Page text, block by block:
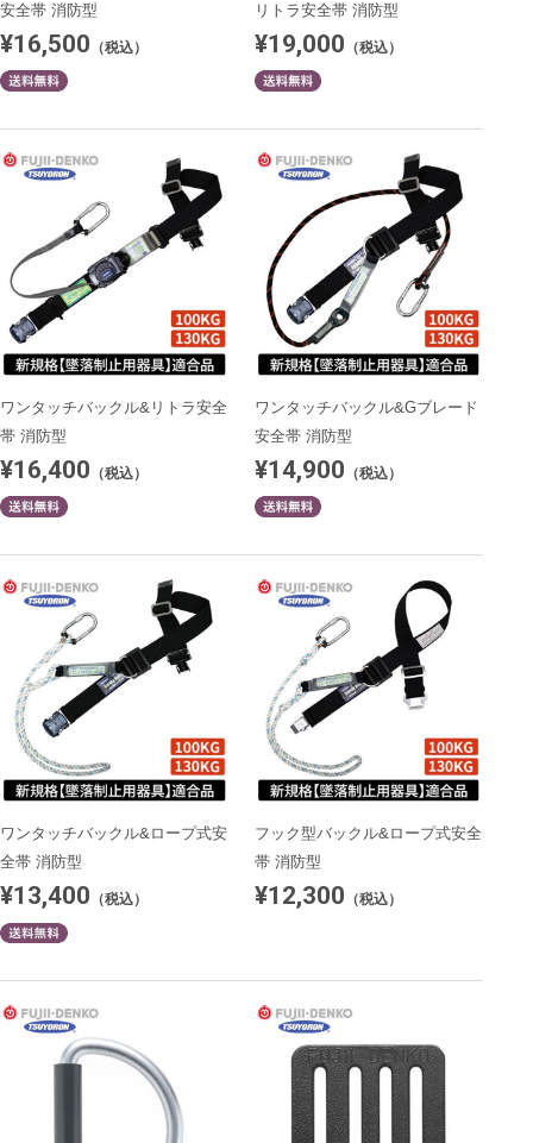
安全帯 消防型
¥16,500 （税込）
リトラ安全帯 消防型
¥19,000 （税込）
ワンタッチバックル&リトラ安全
帯 消防型
¥16,400 （税込）
ワンタッチバックル&Gブレード
安全帯 消防型
¥14,900 （税込）
ワンタッチバックル&ロープ式安
全帯 消防型
¥13,400 （税込）
フック型バックル&ロープ式安全
帯 消防型
¥12,300 （税込）